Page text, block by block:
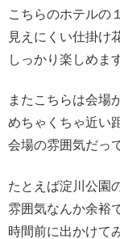
こちらのホテルの
見えにくい仕掛け
しっかり楽しめま
またこちらは会場
めちゃくちゃ近い
会場の雰囲気だっ
たとえば淀川公園
雰囲気なんか余裕
時間前に出かけて